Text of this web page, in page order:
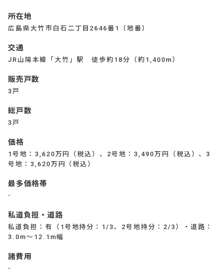
所在地
広島県大竹市白石二丁目2646番1（地番）
交通
JR山陽本線「大竹」駅 徒歩約18分（約1,400m）
販売戸数
3戸
総戸数
3戸
価格
1号地：3,620万円（税込）、2号地：3,490万円（税込）、3
号地：3,620万円（税込）
最多価格帯
-
私道負担・道路
私道負担：有（1号地持分：1/3、2号地持分：2/3）・道路：
3.0m～12.1m幅
諸費用
-